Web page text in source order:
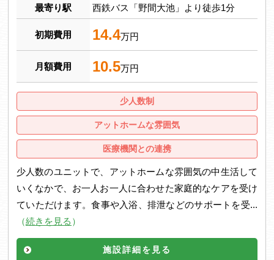
最寄り駅 西鉄バス「野間大池」より徒歩1分
初期費用 14.4万円
月額費用 10.5万円
少人数制
アットホームな雰囲気
医療機関との連携
少人数のユニットで、アットホームな雰囲気の中生活して
いくなかで、お一人お一人に合わせた家庭的なケアを受け
ていただけます。食事や入浴、排泄などのサポートを受...
（続きを見る ）
施設詳細を見る